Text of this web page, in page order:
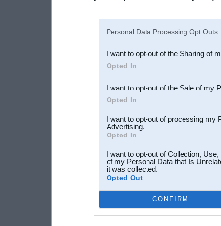
Downstream Participants
third parties.
Personal Data Processing Opt Outs
I want to opt-out of the Sharing of
Opted In
I want to opt-out of the Sale of my
Opted In
I want to opt-out of processing my
Advertising.
Opted In
I want to opt-out of Collection,
of my Personal Data that Is
it was collected.
Opted Out
CONFIRM